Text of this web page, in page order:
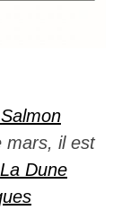
il est
La Dune